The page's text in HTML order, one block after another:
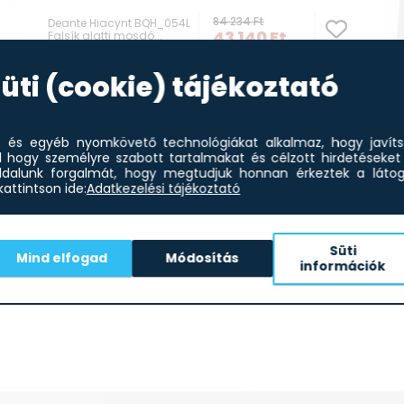
Deante Hiacynt BQH_054L
Falsík alatti mosdó...
84 234Ft
43 140Ft
(cookie) tájékoztató
és egyéb nyomkövető technológiákat alkalmaz, hogy
hogy személyre szabott tartalmakat és célzott
forgalmát, hogy megtudjuk honnan érkeztek a
ide:Adatkezelési tájékoztató
Mind elfogad Módosítás
Süti
információk